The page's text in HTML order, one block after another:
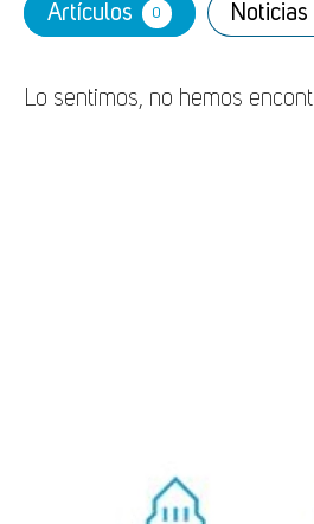
Artículos 0 Noticias
Lo sentimos, no hemos